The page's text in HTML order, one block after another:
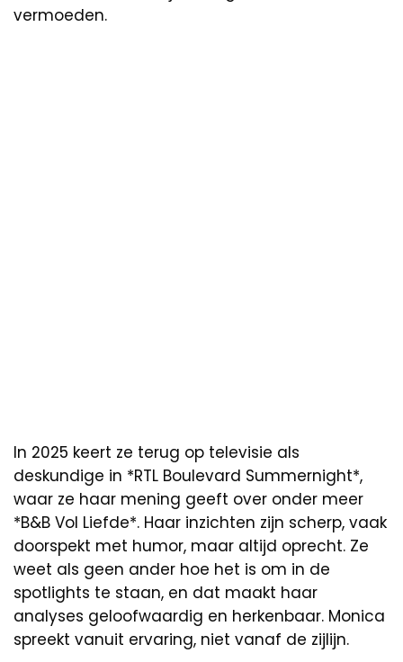
vermoeden.
In 2025 keert ze terug op televisie als
deskundige in *RTL Boulevard Summernight*,
waar ze haar mening geeft over onder meer
*B&B Vol Liefde*. Haar inzichten zijn scherp, vaak
doorspekt met humor, maar altijd oprecht. Ze
weet als geen ander hoe het is om in de
spotlights te staan, en dat maakt haar
analyses geloofwaardig en herkenbaar. Monica
spreekt vanuit ervaring, niet vanaf de zijlijn.